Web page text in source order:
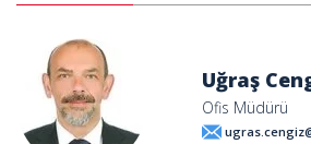
Uğraş
Ofis Müdürü